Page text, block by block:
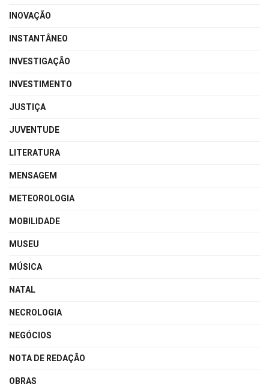
INOVAÇÃO
INSTANTÂNEO
INVESTIGAÇÃO
INVESTIMENTO
JUSTIÇA
JUVENTUDE
LITERATURA
MENSAGEM
METEOROLOGIA
MOBILIDADE
MUSEU
MÚSICA
NATAL
NECROLOGIA
NEGÓCIOS
NOTA DE REDAÇÃO
OBRAS